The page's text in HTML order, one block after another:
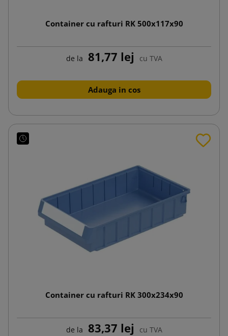
Container cu rafturi RK 500x117x90
de la 81,77 lej cu TVA
Adauga in cos
Container cu rafturi RK 300x234x90
de la 83,37 lej cu TVA